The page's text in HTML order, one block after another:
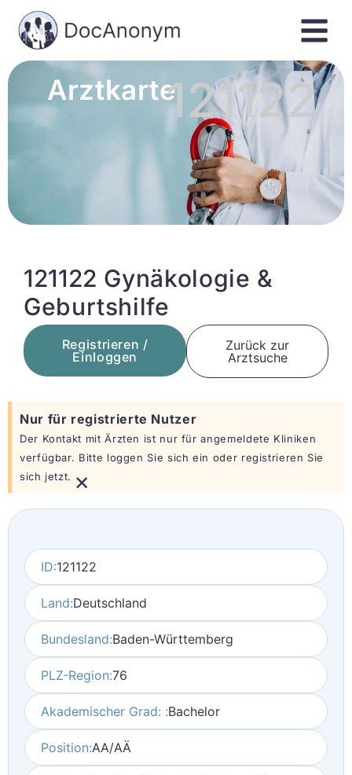
Arztkarte121122
121122 Gynäkologie &
Geburtshilfe
Registrieren /
Einloggen
Zurück zur
Arztsuche
Nur für registrierte Nutzer
Der Kontakt mit Ärzten ist nur für angemeldete Kliniken
verfügbar. Bitte loggen Sie sich ein oder registrieren Sie
sich jetzt. ×
ID:121122
Land:Deutschland
Bundesland:Baden-Württemberg
PLZ-Region:76
Akademischer Grad: :Bachelor
Position:AA/AÄ